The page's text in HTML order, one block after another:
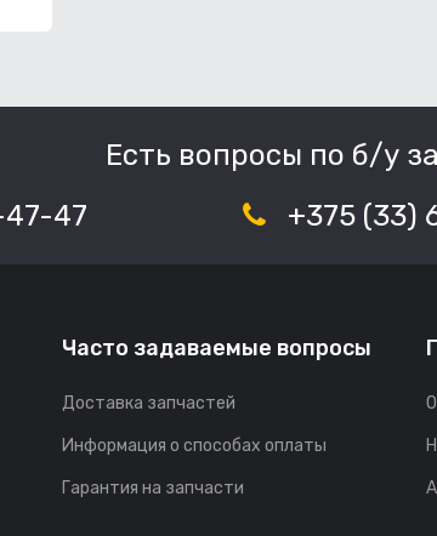
Есть вопросы по б/у
47
+375 (33)
Часто задаваемые вопросы
Доставка запчастей
Информация о способах оплаты
Гарантия на запчасти